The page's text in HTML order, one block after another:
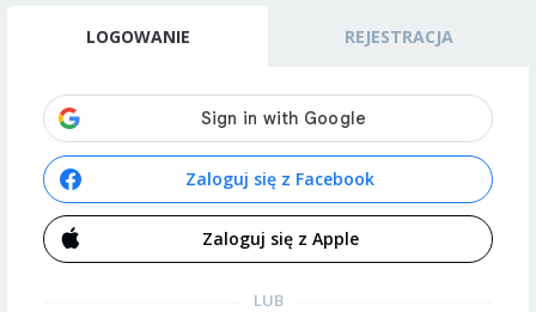
LOGOWANIE REJESTRACJA
Zaloguj się z Facebook
Zaloguj się z Apple
LUB